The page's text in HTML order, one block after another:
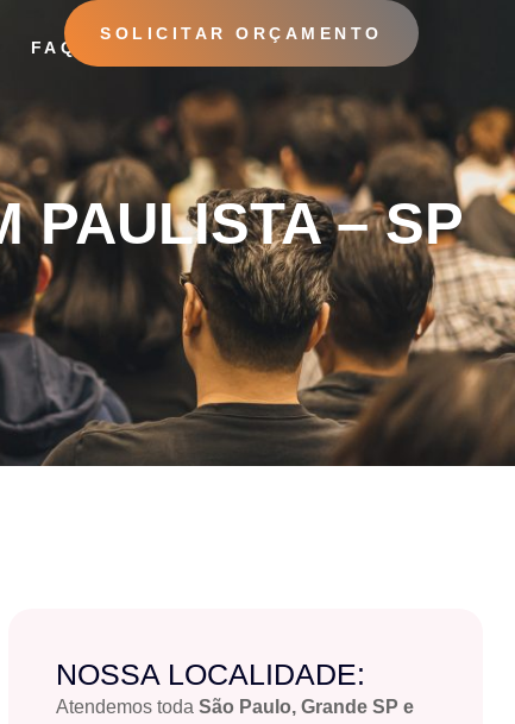
FAQ
SOLICITAR ORÇAMENTO
SP
PAULISTA – SP
NOSSA LOCALIDADE:
Atendemos todaSão Paulo, Grande SP e